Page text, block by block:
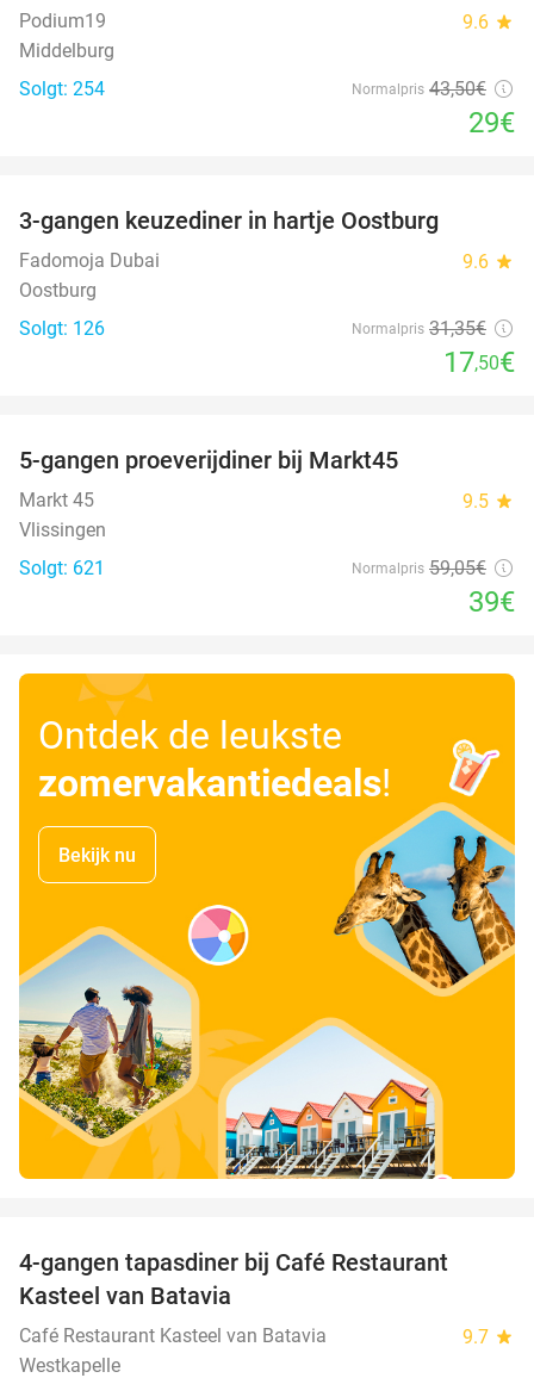
Podium19 9.6 star
Middelburg
Solgt: 254
Normalpris 43,50€
29€
3-gangen keuzediner in hartje Oostburg
Fadomoja Dubai 9.6 star
Oostburg
Solgt: 126
Normalpris 31,35€
17,50€
5-gangen proeverijdiner bij Markt45
Markt 45 9.5 star
Vlissingen
Solgt: 621
Normalpris 59,05€
39€
Ontdek de leukste
zomervakantiedeals!
Bekijk nu
4-gangen tapasdiner bij Café Restaurant
Kasteel van Batavia
Café Restaurant Kasteel van Batavia 9.7 star
Westkapelle